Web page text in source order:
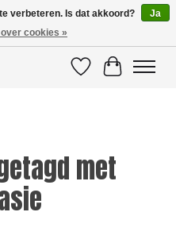
VerlanglijstWinkelwagen
met
verbeteren. Is dat akkoord?
Ja
over cookies »